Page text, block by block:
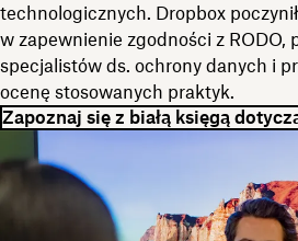
technologicznych. Dropbox
w zapewnienie zgodności z RODO,
specjalistów ds. ochrony danych i
ocenę stosowanych praktyk.
Zapoznaj się z białą księgą